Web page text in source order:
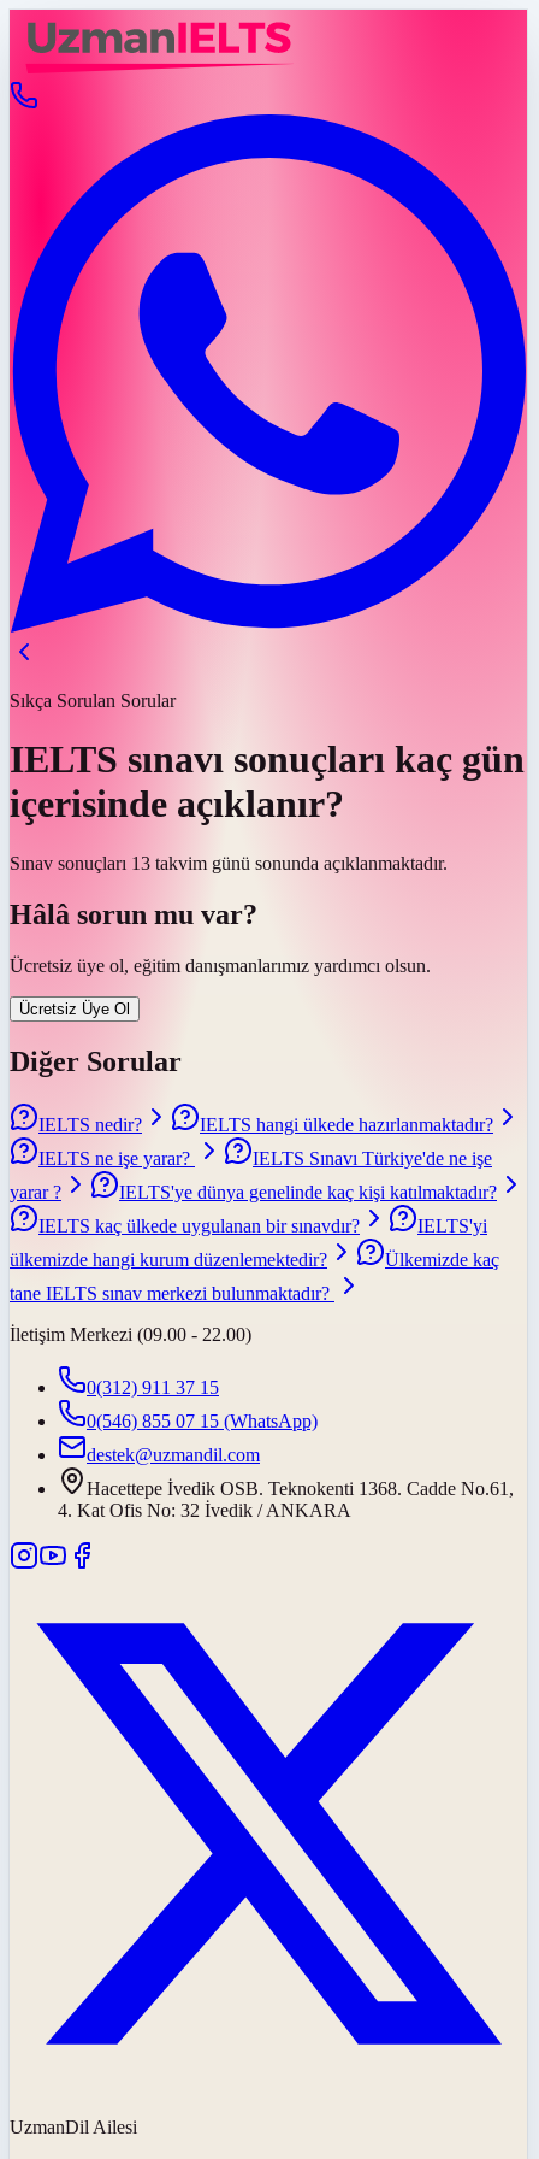
Sıkça Sorulan Sorular
IELTS sınavı sonuçları kaç gün
içerisinde açıklanır?
Sınav sonuçları 13 takvim günü sonunda açıklanmaktadır.
Hâlâ sorun mu var?
Ücretsiz üye ol, eğitim danışmanlarımız yardımcı olsun.
Ücretsiz Üye Ol
Diğer Sorular
IELTS nedir?
IELTS hangi ülkede hazırlanmaktadır?
IELTS ne işe yarar?
IELTS Sınavı Türkiye'de ne işe
yarar ?
IELTS'ye dünya genelinde kaç kişi katılmaktadır?
IELTS kaç ülkede uygulanan bir sınavdır?
IELTS'yi
ülkemizde hangi kurum düzenlemektedir?
Ülkemizde kaç
tane IELTS sınav merkezi bulunmaktadır?
İletişim Merkezi (09.00 - 22.00)
0(312) 911 37 15
0(546) 855 07 15 (WhatsApp)
destek@uzmandil.com
Hacettepe İvedik OSB. Teknokenti 1368. Cadde No.61,
4. Kat Ofis No: 32 İvedik / ANKARA
UzmanDil Ailesi